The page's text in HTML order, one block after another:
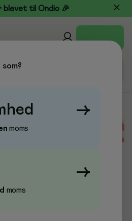
blevet til Ondio 🎉
→
moms
→
moms